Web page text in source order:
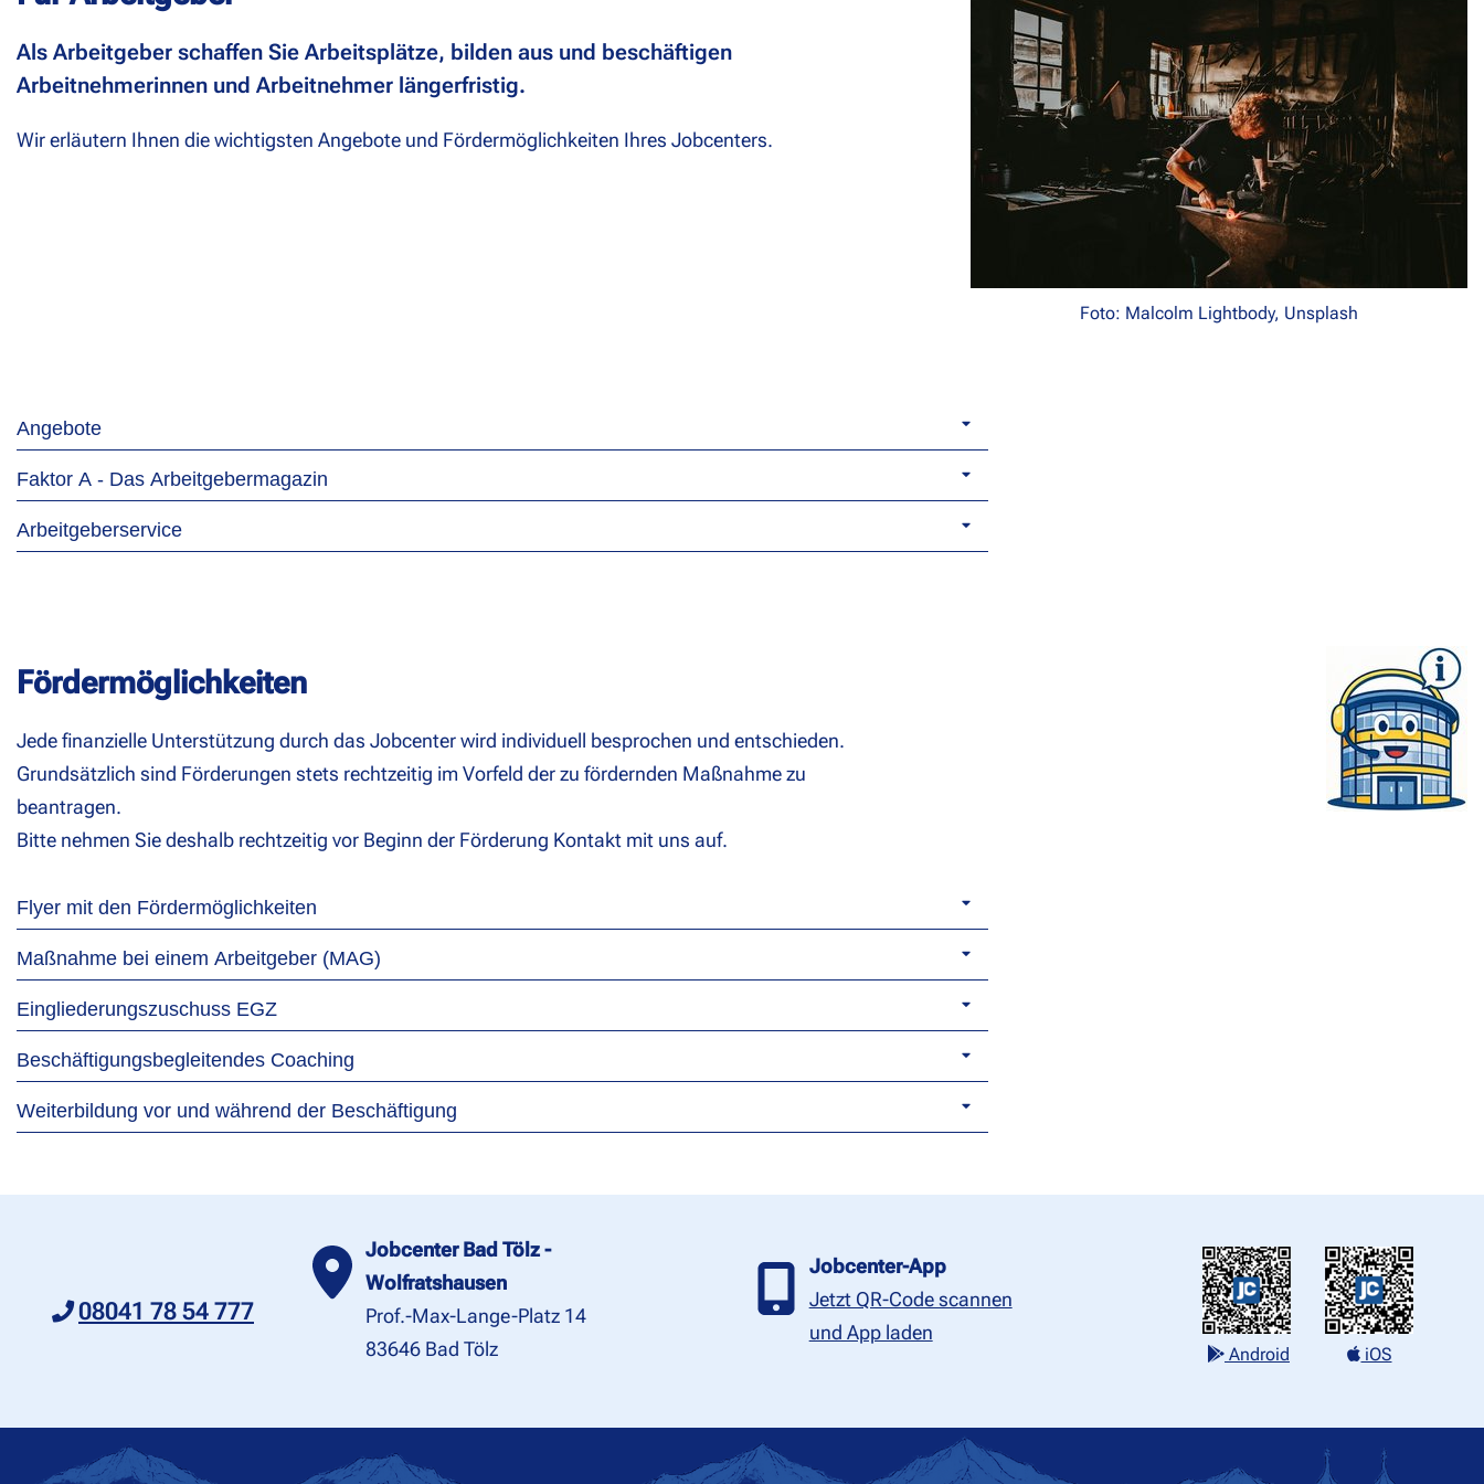
Foto: Malcolm Lightbody, Unsplash
Als Arbeitgeber schaffen Sie Arbeitsplätze, bilden aus und beschäftigen
Arbeitnehmerinnen und Arbeitnehmer längerfristig.
Wir erläutern Ihnen die wichtigsten Angebote und Fördermöglichkeiten Ihres Jobcenters.
Angebote
Faktor A - Das Arbeitgebermagazin
Arbeitgeberservice
Fördermöglichkeiten
Jede finanzielle Unterstützung durch das Jobcenter wird individuell besprochen und entschieden.
Grundsätzlich sind Förderungen stets rechtzeitig im Vorfeld der zu fördernden Maßnahme zu
beantragen.
Bitte nehmen Sie deshalb rechtzeitig vor Beginn der Förderung Kontakt mit uns auf.
Flyer mit den Fördermöglichkeiten
Maßnahme bei einem Arbeitgeber (MAG)
Eingliederungszuschuss EGZ
Beschäftigungsbegleitendes Coaching
Weiterbildung vor und während der Beschäftigung
08041 78 54 777
Jobcenter Bad Tölz -
Wolfratshausen
Prof.-Max-Lange-Platz 14
83646 Bad Tölz
Jobcenter-App
Jetzt QR-Code scannen
und App laden
Android iOS